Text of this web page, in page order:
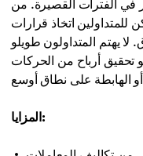
في الفترات القصيرة. من
للمتداولين اتخاذ قرارات
لا يهتم المتداولون طويلو
تحقيق أرباح من الحركات
المزايا: